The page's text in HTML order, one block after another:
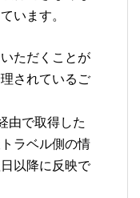
います。
ただくことが
されているご
由で取得した
ラベル側の情
以降に反映で